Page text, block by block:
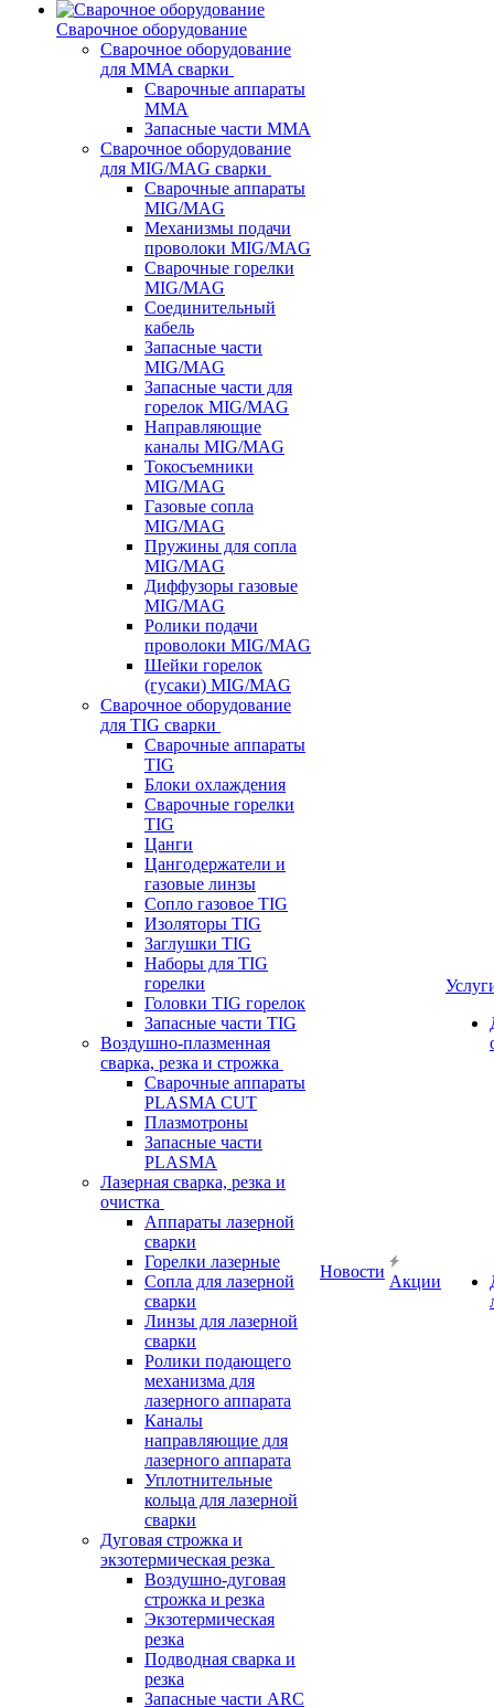
Сварочное оборудование
Сварочное оборудование
для MMA сварки
Сварочные аппараты
MMA
Запасные части MMA
Сварочное оборудование
для MIG/MAG сварки
Сварочные аппараты
MIG/MAG
Механизмы подачи
проволоки MIG/MAG
Сварочные горелки
MIG/MAG
Соединительный
кабель
Запасные части
MIG/MAG
Запасные части для
горелок MIG/MAG
Направляющие
каналы MIG/MAG
Токосъемники
MIG/MAG
Газовые сопла
MIG/MAG
Пружины для сопла
MIG/MAG
Диффузоры газовые
MIG/MAG
Ролики подачи
проволоки MIG/MAG
Шейки горелок
(гусаки) MIG/MAG
Сварочное оборудование
для TIG сварки
Сварочные аппараты
TIG
Блоки охлаждения
Сварочные горелки
TIG
Цанги
Цангодержатели и
газовые линзы
Сопло газовое TIG
Изоляторы TIG
Заглушки TIG
Наборы для TIG
горелки
Головки TIG горелок
Запасные части TIG
Воздушно-плазменная
сварка, резка и строжка
Сварочные аппараты
PLASMA CUT
Плазмотроны
Запасные части
PLASMA
Лазерная сварка, резка и
очистка
Аппараты лазерной
сварки
Горелки лазерные
Сопла для лазерной
сварки
Линзы для лазерной
сварки
Ролики подающего
механизма для
лазерного аппарата
Каналы
направляющие для
лазерного аппарата
Уплотнительные
кольца для лазерной
сварки
Дуговая строжка и
экзотермическая резка
Воздушно-дуговая
строжка и резка
Экзотермическая
резка
Подводная сварка и
резка
Запасные части ARC
Новости
Акции